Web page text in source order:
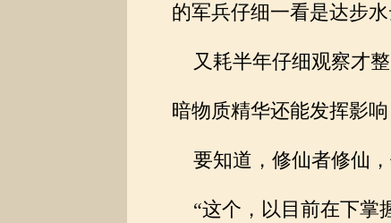
的军兵仔细一看是达步
又耗半年仔细观察才整
暗物质精华还能发挥影响
要知道，修仙者修仙，
“这个，以目前在下掌